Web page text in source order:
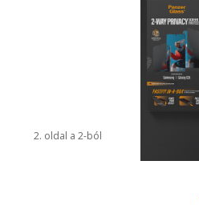
2. oldal a 2-ból